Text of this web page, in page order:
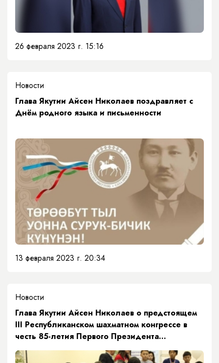
26 февраля 2023 г. 15:16
Новости
Глава Якутии Айсен Николаев поздравляет с
Днём родного языка и письменности
13 февраля 2023 г. 20:34
Новости
Глава Якутии Айсен Николаев о предстоящем
III Республиканском шахматном конгрессе в
честь 85-летия Первого Президента
Республики Саха (Якутия) М.Е. Николаева